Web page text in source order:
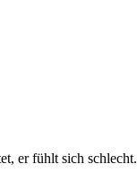
er fühlt sich schlecht.